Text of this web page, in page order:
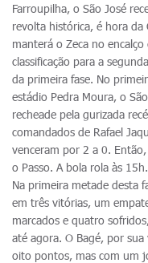
Farroupilha, o São José
revolta histórica, é hora da
manterá o Zeca no
classificação para a
da primeira fase. No
estádio Pedra Moura, o
recheade pela gurizada
comandados de Rafael
venceram por 2 a 0.
o Passo. A bola rola às 15h.
Na primeira metade desta
em três vitórias, um
marcados e quatro
até agora. O Bagé, por sua
oito pontos, mas com um